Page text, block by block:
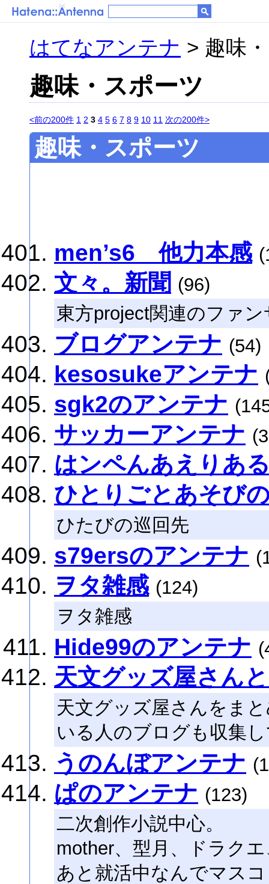
はてなアンテナ > 趣味
趣味・スポーツ
<前の200件 1 2 3 4 5 6 7 8 9 10 11 次の200件>
趣味・スポーツ
men’s6 他力本感
文々。新聞 (96)
東方project関連のファ
ブログアンテナ (54)
kesosukeアンテナ
sgk2のアンテナ
サッカーアンテナ
はンペんあえりあ
ひとりごとあそび
ひたびの巡回先
s79ersのアンテナ
ヲタ雑感 (124)
ヲタ雑感
Hide99のアンテナ
天文グッズ屋さん
天文グッズ屋さんをま
いる人のブログも収集
うのんぼアンテナ
ぱのアンテナ (123)
二次創作小説中心。
mother、型月、ドラク
あと就活中なんでマス